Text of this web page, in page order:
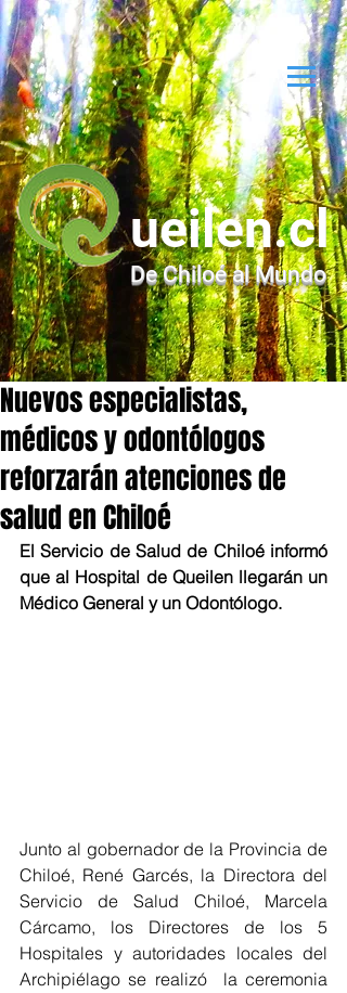
ueilen.cl
De Chiloé al Mundo
Nuevos especialistas,
médicos y odontólogos
reforzarán atenciones de
salud en Chiloé
El Servicio de Salud de Chiloé informó
que al Hospital de Queilen llegarán un
Médico General y un Odontólogo.
Junto al gobernador de la Provincia de
Chiloé, René Garcés, la Directora del
Servicio de Salud Chiloé, Marcela
Cárcamo, los Directores de los 5
Hospitales y autoridades locales del
Archipiélago se realizó  la ceremonia